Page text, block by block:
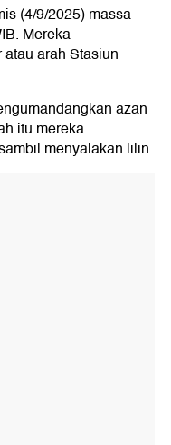
(4/9/2025) massa
Mereka
arah Stasiun
azan
itu mereka
menyalakan lilin.